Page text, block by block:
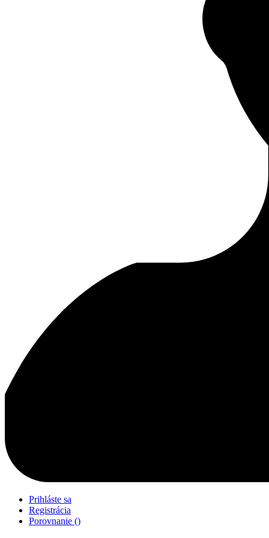
Prihláste sa
Registrácia
Porovnanie ()